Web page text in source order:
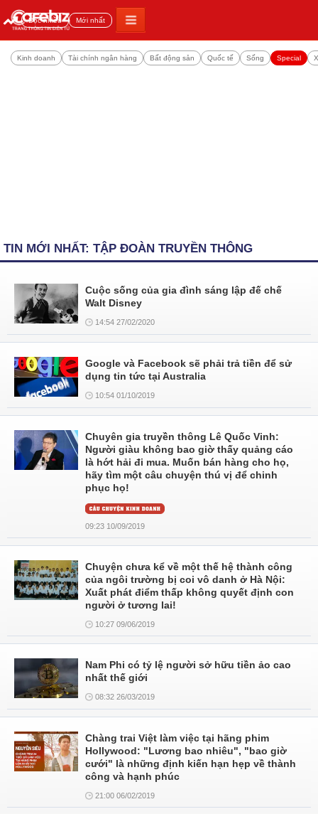
Đọc nhiều Mới nhất
Kinh doanh Tài chính ngân hàng Bất động sản Quốc tế Sống Special
TIN MỚI NHẤT: TẬP ĐOÀN TRUYỀN THÔNG
Cuộc sống của gia đình sáng lập đế chế
Walt Disney
14:54 27/02/2020
Google và Facebook sẽ phải trả tiền để sử
dụng tin tức tại Australia
10:54 01/10/2019
Chuyên gia truyền thông Lê Quốc Vinh:
Người giàu không bao giờ thấy quảng cáo
là hớt hải đi mua. Muốn bán hàng cho họ,
hãy tìm một câu chuyện thú vị để chinh
phục họ!
09:23 10/09/2019
Chuyện chưa kể về một thế hệ thành công
của ngôi trường bị coi vô danh ở Hà Nội:
Xuất phát điểm thấp không quyết định con
người ở tương lai!
10:27 09/06/2019
Nam Phi có tỷ lệ người sở hữu tiền ảo cao
nhất thế giới
08:32 26/03/2019
Chàng trai Việt làm việc tại hãng phim
Hollywood: "Lương bao nhiêu", "bao giờ
cưới" là những định kiến hạn hẹp về thành
công và hạnh phúc
21:00 06/02/2019